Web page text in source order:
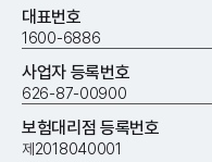
대표번호
1600-6886
사업자 등록번호
626-87-00900
보험대리점 등록번호
제2018040001